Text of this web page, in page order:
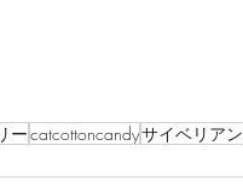
ーcatcottoncandyサイベリアン